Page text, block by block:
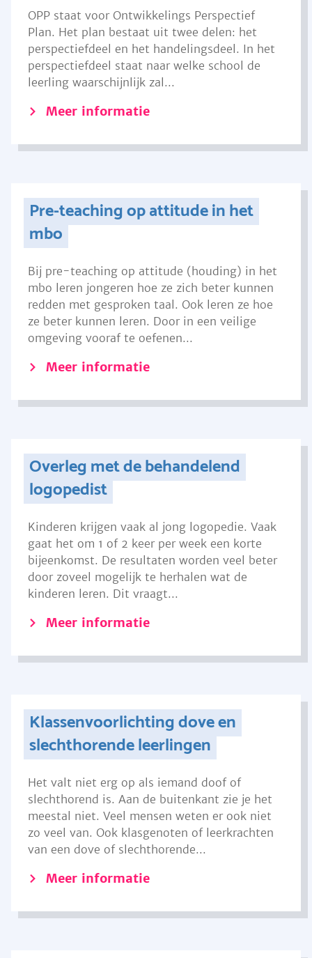
OPP staat voor Ontwikkelings Perspectief
Plan. Het plan bestaat uit twee delen: het
perspectiefdeel en het handelingsdeel. In het
perspectiefdeel staat naar welke school de
leerling waarschijnlijk zal...
Meer informatie
Pre-teaching op attitude in het
mbo
Bij pre-teaching op attitude (houding) in het
mbo leren jongeren hoe ze zich beter kunnen
redden met gesproken taal. Ook leren ze hoe
ze beter kunnen leren. Door in een veilige
omgeving vooraf te oefenen...
Meer informatie
Overleg met de behandelend
logopedist
Kinderen krijgen vaak al jong logopedie. Vaak
gaat het om 1 of 2 keer per week een korte
bijeenkomst. De resultaten worden veel beter
door zoveel mogelijk te herhalen wat de
kinderen leren. Dit vraagt...
Meer informatie
Klassenvoorlichting dove en
slechthorende leerlingen
Het valt niet erg op als iemand doof of
slechthorend is. Aan de buitenkant zie je het
meestal niet. Veel mensen weten er ook niet
zo veel van. Ook klasgenoten of leerkrachten
van een dove of slechthorende...
Meer informatie